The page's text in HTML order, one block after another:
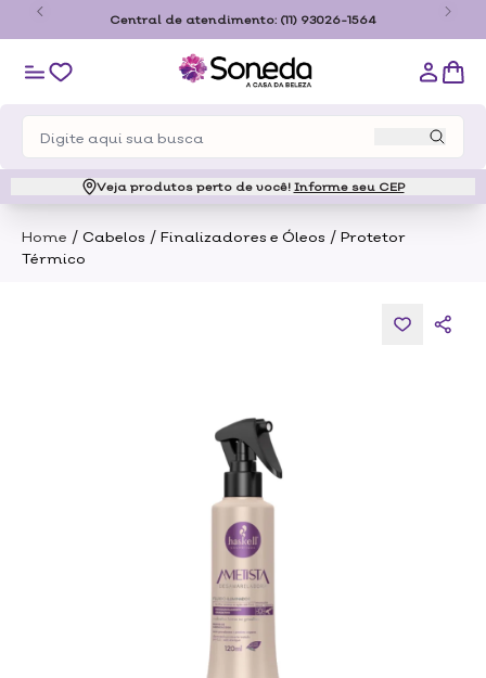
Central de atendimento: (11) 93026-1564
Veja produtos perto de você! Informe seu CEP
Home / Cabelos / Finalizadores e Óleos / Protetor
Térmico